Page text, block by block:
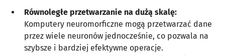
Równoległe przetwarzanie na dużą skalę:
Komputery neuromorficzne mogą przetwarzać dane
przez wiele neuronów jednocześnie, co pozwala na
szybsze i bardziej efektywne operacje.